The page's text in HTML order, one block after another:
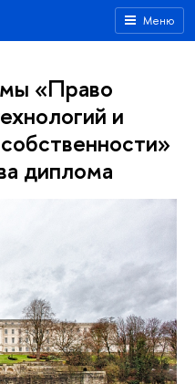
Меню
«Право
и
диплома